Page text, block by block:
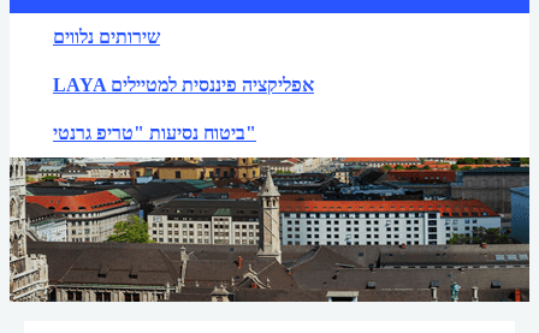
שירותים נלווים
LAYA אפליקציה פיננסית למטיילים
ביטוח נסיעות "טריפ גרנטי"